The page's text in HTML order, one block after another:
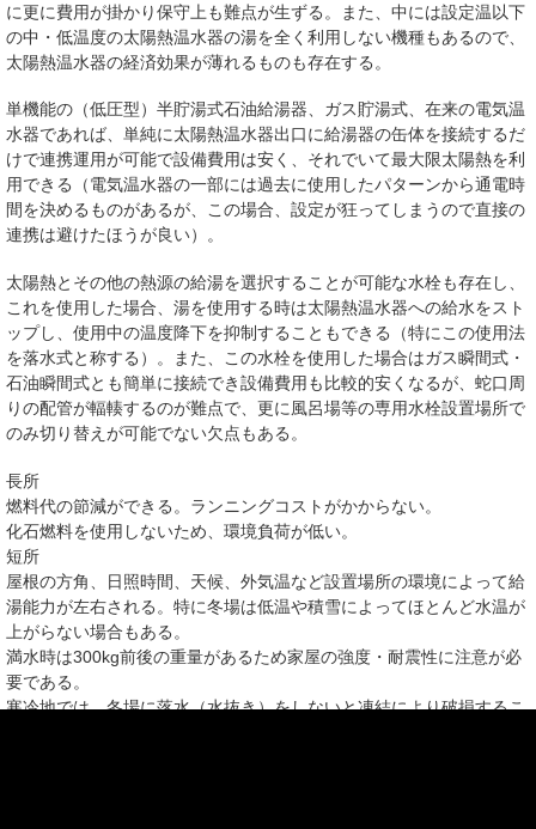
に更に費用が掛かり保守上も難点が生ずる。また、中には設定温以下
の中・低温度の太陽熱温水器の湯を全く利用しない機種もあるので、
太陽熱温水器の経済効果が薄れるものも存在する。
単機能の（低圧型）半貯湯式石油給湯器、ガス貯湯式、在来の電気温
水器であれば、単純に太陽熱温水器出口に給湯器の缶体を接続するだ
けで連携運用が可能で設備費用は安く、それでいて最大限太陽熱を利
用できる（電気温水器の一部には過去に使用したパターンから通電時
間を決めるものがあるが、この場合、設定が狂ってしまうので直接の
連携は避けたほうが良い）。
太陽熱とその他の熱源の給湯を選択することが可能な水栓も存在し、
これを使用した場合、湯を使用する時は太陽熱温水器への給水をスト
ップし、使用中の温度降下を抑制することもできる（特にこの使用法
を落水式と称する）。また、この水栓を使用した場合はガス瞬間式・
石油瞬間式とも簡単に接続でき設備費用も比較的安くなるが、蛇口周
りの配管が輻輳するのが難点で、更に風呂場等の専用水栓設置場所で
のみ切り替えが可能でない欠点もある。
長所
燃料代の節減ができる。ランニングコストがかからない。
化石燃料を使用しないため、環境負荷が低い。
短所
屋根の方角、日照時間、天候、外気温など設置場所の環境によって給
湯能力が左右される。特に冬場は低温や積雪によってほとんど水温が
上がらない場合もある。
満水時は300kg前後の重量があるため家屋の強度・耐震性に注意が必
要である。
寒冷地では、冬場に落水（水抜き）をしないと凍結により破損するこ